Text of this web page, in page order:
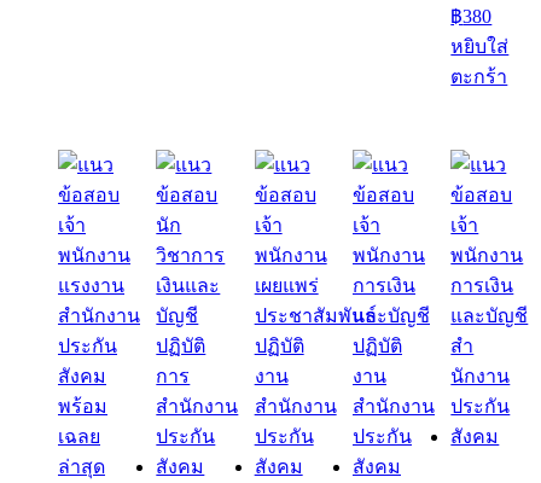
฿380
หยิบใส่
ตะกร้า